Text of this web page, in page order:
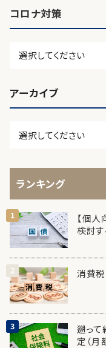
コロナ対策
アーカイブ
ランキング
【個
検討
消費税
遡っ
定（月